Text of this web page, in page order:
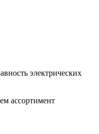
электрических
ассортимент